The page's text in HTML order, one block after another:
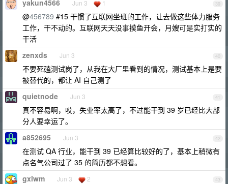
39
yakun4566 Jun 3 1
@456789 #15 干惯了互联网坐班的工作，让去做这些体力服务
工作，干不动的。互联网天天没事摸鱼开会，月嫂可是实打实的
干活
40
zenxds Jun 3
不要死磕测试岗了，从我在大厂里看到的情况，测试基本上是要
被替代的，都让 AI 自己测了
41
quietnode Jun 3
真不容易啊，哎，失业率太高了，不过能干到 39 岁已经比大部
分人要幸运了。
42
a852695 Jun 3
在测试 QA 行业，能干到 39 已经算比较好的了，基本上稍微有
点名气公司过了 35 的简历都不想看。
43
gxlwm Jun 3 2